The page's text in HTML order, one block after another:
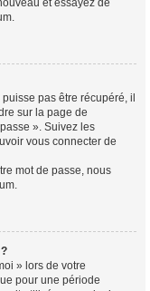
et essayez de
pas être récupéré, il
sur la page de
». Suivez les
vous connecter de
mot de passe, nous
» lors de votre
pour une période